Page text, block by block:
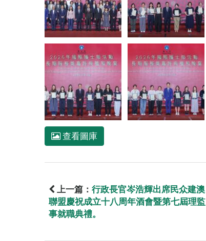
查看圖庫
上一篇： 行政長官岑浩輝出席民众建澳
聯盟慶祝成立十八周年酒會暨第七屆理監
事就職典禮。